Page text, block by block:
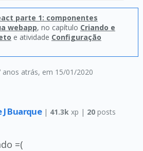
anos atrás, em 15/01/2020
parte 1: componentes
webapp, no capítulo Criando e
e atividade Configuração
Buarque | 41.3k xp | 20posts
=(